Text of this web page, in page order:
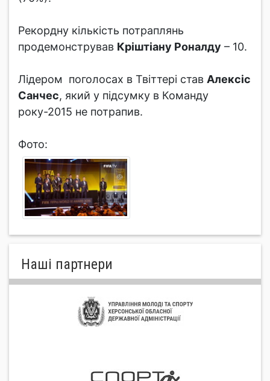
Рекордну кількість потраплянь
продемонстрував Кріштіану Роналду – 10.
Лідером поголосах в Твіттері став Алексіс
Санчес, який у підсумку в Команду
року-2015 не потрапив.
Фото:
Нашi партнери